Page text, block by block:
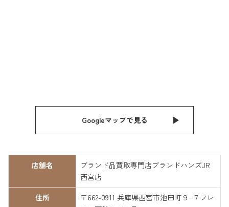
Googleマップで見る
店舗名
ブランド品買取専門店ブランドハンズJR
西宮店
住所
〒662-0911 兵庫県西宮市池田町９−７フレ